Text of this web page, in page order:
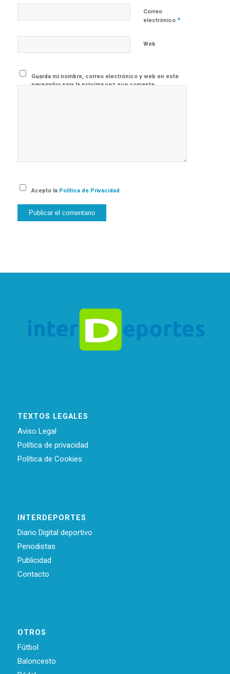
Correo
electrónico *
Web
Guarda mi nombre, correo electrónico y web en este
navegador para la próxima vez que comente.
Acepto la Política de Privacidad
TEXTOS LEGALES
Aviso Legal
Política de privacidad
Política de Cookies
INTERDEPORTES
Diario Digital deportivo
Periodistas
Publicidad
Contacto
OTROS
Fútbol
Baloncesto